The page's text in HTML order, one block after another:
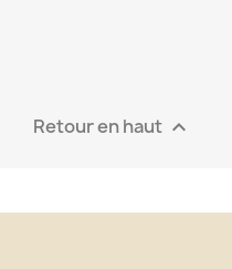
Retour en haut 